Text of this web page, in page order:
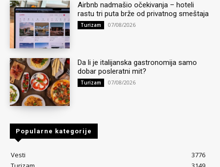
Airbnb nadmašio očekivanja – hoteli
rastu tri puta brže od privatnog smeštaja
Turizam 07/08/2026
Da li je italijanska gastronomija samo
dobar posleratni mit?
Turizam 07/08/2026
Popularne kategorije
Vesti
3776